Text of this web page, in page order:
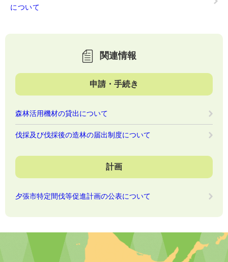
について
関連情報
申請・手続き
森林活用機材の貸出について
伐採及び伐採後の造林の届出制度について
計画
夕張市特定間伐等促進計画の公表について